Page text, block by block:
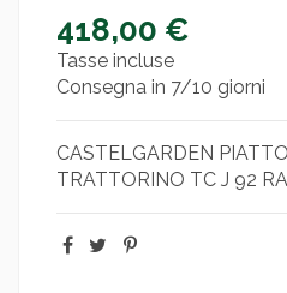
418,00 €
Tasse incluse
Consegna in 7/10 giorni
CASTELGARDEN
TRATTORINO TC J 92